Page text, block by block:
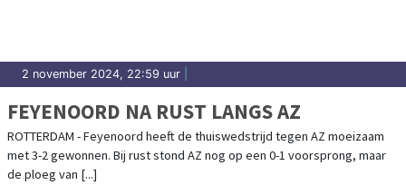
2 november 2024, 22:59 uur
FEYENOORD NA RUST LANGS AZ
ROTTERDAM - Feyenoord heeft de thuiswedstrijd tegen AZ moeizaam
met 3-2 gewonnen. Bij rust stond AZ nog op een 0-1 voorsprong, maar
de ploeg van [...]